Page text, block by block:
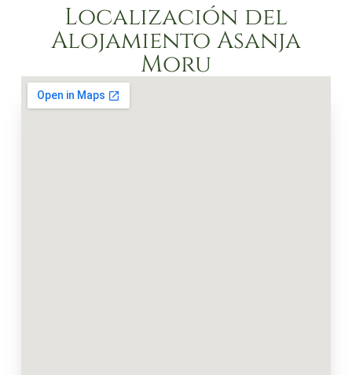
Localización del
Alojamiento Asanja
Moru